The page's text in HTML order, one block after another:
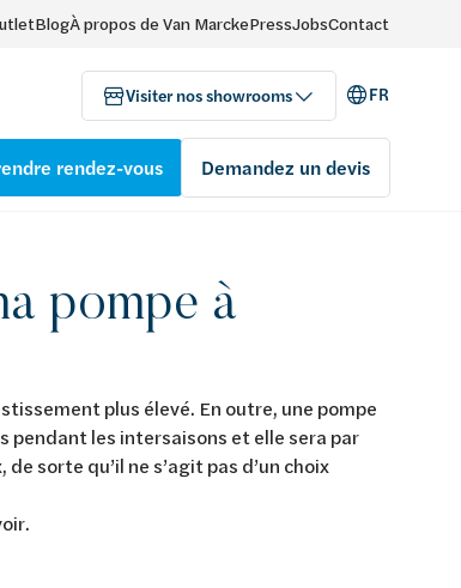
BlogÀ propos de Van MarckePressJobsContact
Visiter nos showrooms FR
rendez-vous Demandez un devis
pompe à
plus élevé. En outre, une pompe
les intersaisons et elle sera par
sorte qu’il ne s’agit pas d’un choix